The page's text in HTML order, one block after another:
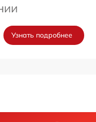
Узнать подробнее